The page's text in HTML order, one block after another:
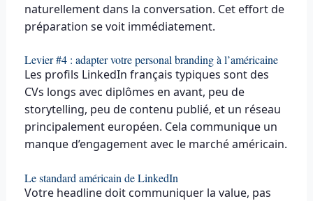
naturellement dans la conversation. Cet effort de
préparation se voit immédiatement.
Levier #4 : adapter votre personal branding à l’américaine
Les profils LinkedIn français typiques sont des
CVs longs avec diplômes en avant, peu de
storytelling, peu de contenu publié, et un réseau
principalement européen. Cela communique un
manque d’engagement avec le marché américain.
Le standard américain de LinkedIn
Votre headline doit communiquer la value, pas